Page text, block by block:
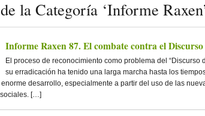
la Categoría ‘Informe
Informe Raxen 87. El combate contra el
El proceso de reconocimiento como problema del “Discurso
su erradicación ha tenido una larga marcha hasta los
desarrollo, especialmente a partir del uso de las
[…]